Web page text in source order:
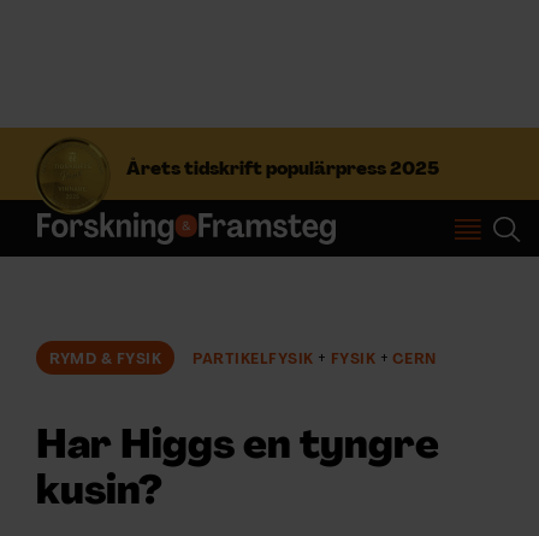
Årets tidskrift populärpress 2025
S
f
t
Prenumerera
ÄMNEN
RYMD & FYSIK PARTIKELFYSIK FYSIK CERN
Har Higgs en tyngre
kusin?